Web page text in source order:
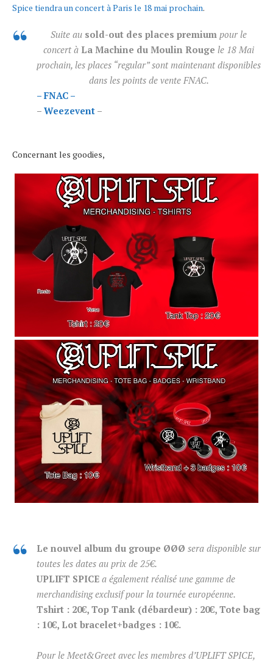
Spice tiendra un concert à Paris le 18 mai prochain.
Suite au sold-out des places premium pour le
concert à La Machine du Moulin Rouge le 18 Mai
prochain, les places “regular” sont maintenant disponibles
dans les points de vente FNAC.
– FNAC –
– Weezevent –
Concernant les goodies,
Le nouvel album du groupe ØØØ sera disponible sur
toutes les dates au prix de 25€.
UPLIFT SPICE a également réalisé une gamme de
merchandising exclusif pour la tournée européenne.
Tshirt : 20€, Top Tank (débardeur) : 20€, Tote bag
: 10€, Lot bracelet+badges : 10€.
Pour le Meet&Greet avec les membres d’UPLIFT SPICE,